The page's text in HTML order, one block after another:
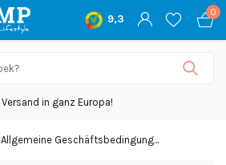
9,3
0
Versand in ganz Europa!
Allgemeine Geschäftsbedingung...